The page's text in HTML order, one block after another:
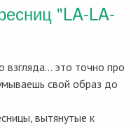
"LA-LA-
взгляда… это точно про
свой образ до
вытянутые к